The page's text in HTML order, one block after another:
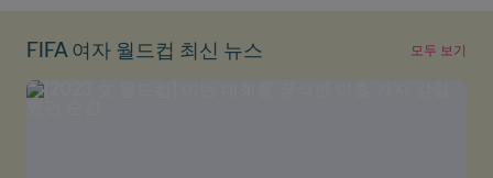
FIFA 여자 월드컵 최신 뉴스 모두 보기